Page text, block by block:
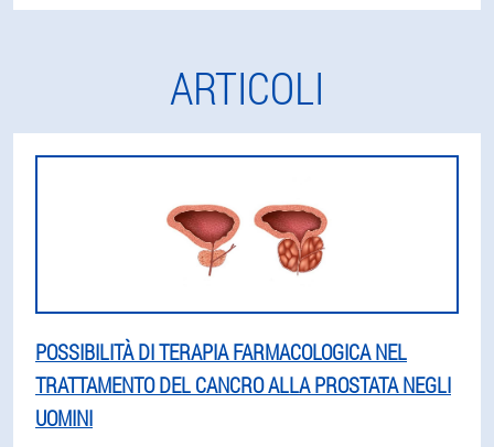
ARTICOLI
POSSIBILITÀ DI TERAPIA FARMACOLOGICA NEL
TRATTAMENTO DEL CANCRO ALLA PROSTATA NEGLI
UOMINI